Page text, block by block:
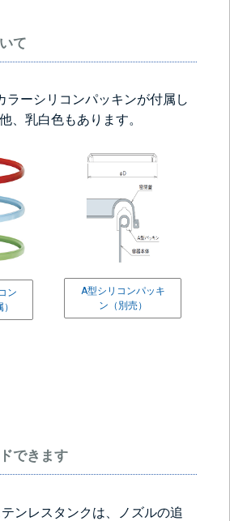
て
ラーシリコンパッキンが付属し
、乳白色もあります。
ン
A型シリコンパッキ
ン（別売）
できます
テンレスタンクは、ノズルの追